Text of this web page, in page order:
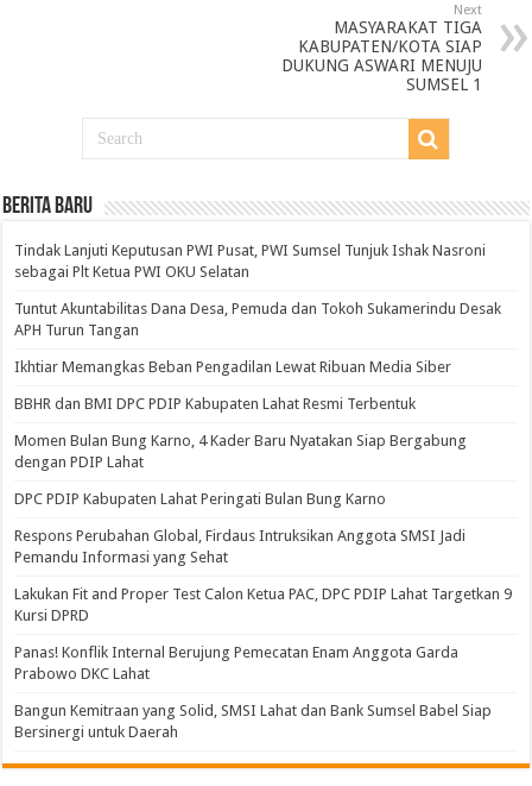
Next
MASYARAKAT TIGA
KABUPATEN/KOTA SIAP
DUKUNG ASWARI MENUJU
SUMSEL 1
BERITA BARU
Tindak Lanjuti Keputusan PWI Pusat, PWI Sumsel Tunjuk Ishak Nasroni
sebagai Plt Ketua PWI OKU Selatan
Tuntut Akuntabilitas Dana Desa, Pemuda dan Tokoh Sukamerindu Desak
APH Turun Tangan
Ikhtiar Memangkas Beban Pengadilan Lewat Ribuan Media Siber
BBHR dan BMI DPC PDIP Kabupaten Lahat Resmi Terbentuk
Momen Bulan Bung Karno, 4 Kader Baru Nyatakan Siap Bergabung
dengan PDIP Lahat
DPC PDIP Kabupaten Lahat Peringati Bulan Bung Karno
Respons Perubahan Global, Firdaus Intruksikan Anggota SMSI Jadi
Pemandu Informasi yang Sehat
Lakukan Fit and Proper Test Calon Ketua PAC, DPC PDIP Lahat Targetkan 9
Kursi DPRD
Panas! Konflik Internal Berujung Pemecatan Enam Anggota Garda
Prabowo DKC Lahat
Bangun Kemitraan yang Solid, SMSI Lahat dan Bank Sumsel Babel Siap
Bersinergi untuk Daerah